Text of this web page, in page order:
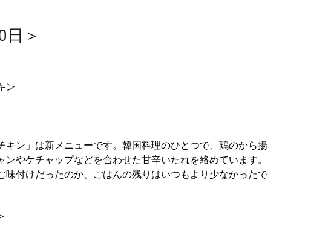
日＞
ン
キン」は新メニューです。韓国料理のひとつで、鶏のから揚
ンやケチャップなどを合わせた甘辛いたれを絡めています。
味付けだったのか、ごはんの残りはいつもより少なかったで